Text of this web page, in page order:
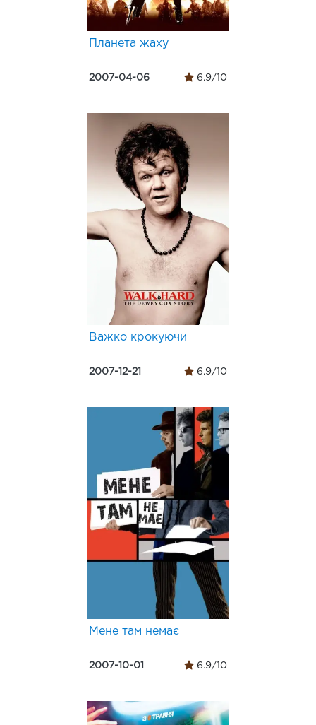
Планета жаху
2007-04-06 6.9/10
Важко крокуючи
2007-12-21 6.9/10
Мене там немає
2007-10-01 6.9/10